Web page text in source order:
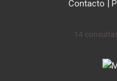
Contacto |
14